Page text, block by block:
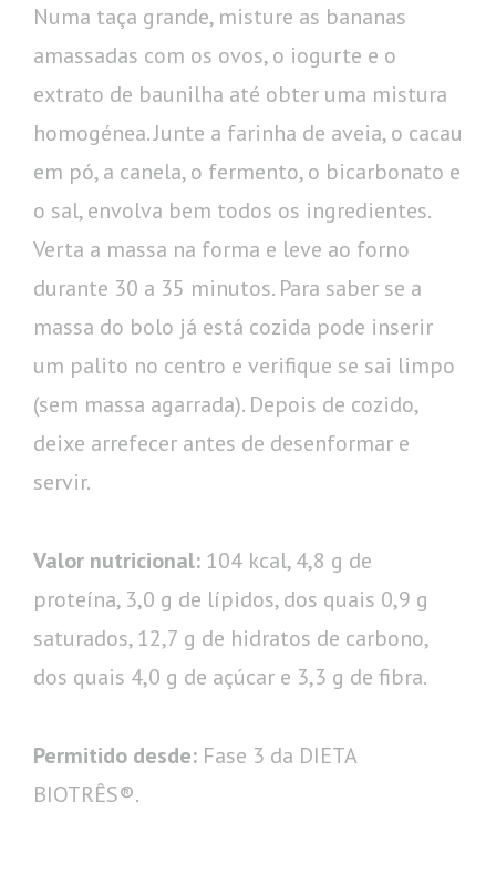
Numa taça grande, misture as bananas
amassadas com os ovos, o iogurte e o
extrato de baunilha até obter uma mistura
homogénea. Junte a farinha de aveia, o cacau
em pó, a canela, o fermento, o bicarbonato e
o sal, envolva bem todos os ingredientes.
Verta a massa na forma e leve ao forno
durante 30 a 35 minutos. Para saber se a
massa do bolo já está cozida pode inserir
um palito no centro e verifique se sai limpo
(sem massa agarrada). Depois de cozido,
deixe arrefecer antes de desenformar e
servir.
Valor nutricional: 104 kcal, 4,8 g de
proteína, 3,0 g de lípidos, dos quais 0,9 g
saturados, 12,7 g de hidratos de carbono,
dos quais 4,0 g de açúcar e 3,3 g de fibra.
Permitido desde: Fase 3 da DIETA
BIOTRÊS®.